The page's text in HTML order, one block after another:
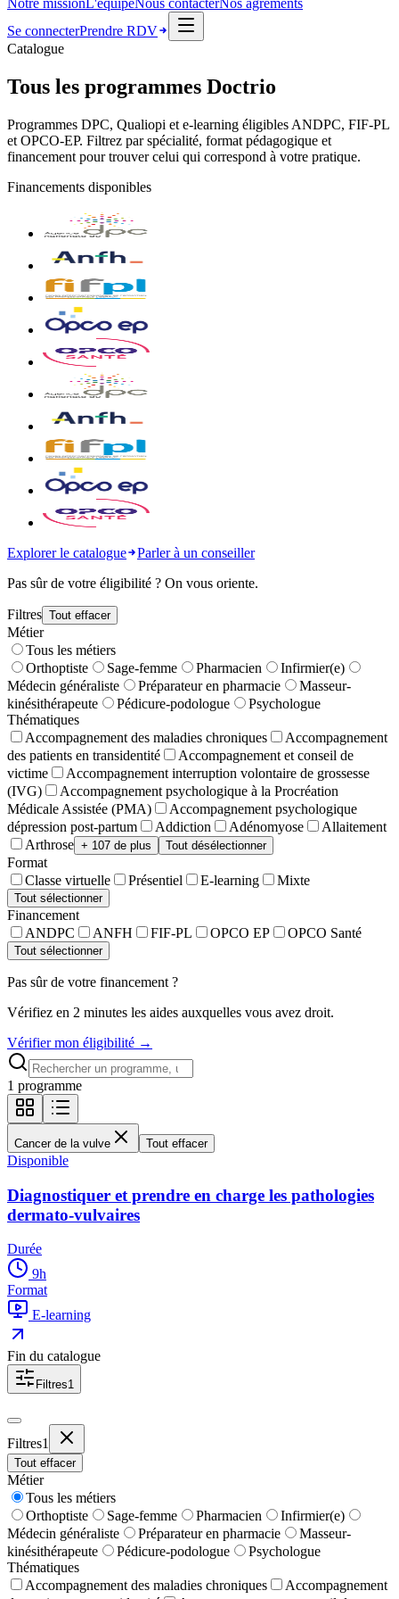
Notre missionL'équipeNous contacterNos agréments
Se connecterPrendre RDV
Catalogue
Tous les programmes Doctrio
Programmes DPC, Qualiopi et e-learning éligibles ANDPC, FIF-PL
et OPCO-EP. Filtrez par spécialité, format pédagogique et
financement pour trouver celui qui correspond à votre pratique.
Financements disponibles
Explorer le catalogue
Parler à un conseiller
Pas sûr de votre éligibilité ? On vous oriente.
Filtres Tout effacer
Métier
Tous les métiers
Orthoptiste
Sage-femme Pharmacien
Infirmier(e)
Médecin généraliste
Préparateur en pharmacie
Masseur-
kinésithérapeute
Pédicure-podologue
Psychologue
Thématiques
Accompagnement des maladies chroniques
Accompagnement
des patients en transidentité
Accompagnement et conseil de
victime
Accompagnement interruption volontaire de grossesse
(IVG)
Accompagnement psychologique à la Procréation
Médicale Assistée (PMA)
Accompagnement psychologique
dépression post-partum
Addiction Adénomyose
Allaitement
Arthrose + 107 de plus Tout désélectionner
Format
Classe virtuelle
Présentiel E-learning Mixte
Tout sélectionner
Financement
ANDPC
ANFH FIF-PL OPCO EP OPCO Santé
Tout sélectionner
Pas sûr de votre financement ?
Vérifiez en 2 minutes les aides auxquelles vous avez droit.
Vérifier mon éligibilité →
1 programme
Cancer de la vulve Tout effacer
Disponible
Diagnostiquer et prendre en charge les pathologies
dermato-vulvaires
Durée
9h
Format
E-learning
Fin du catalogue
Filtres1
Filtres1
Tout effacer
Métier
Tous les métiers
Orthoptiste
Sage-femme Pharmacien
Infirmier(e)
Médecin généraliste
Préparateur en pharmacie
Masseur-
kinésithérapeute
Pédicure-podologue
Psychologue
Thématiques
Accompagnement des maladies chroniques
Accompagnement